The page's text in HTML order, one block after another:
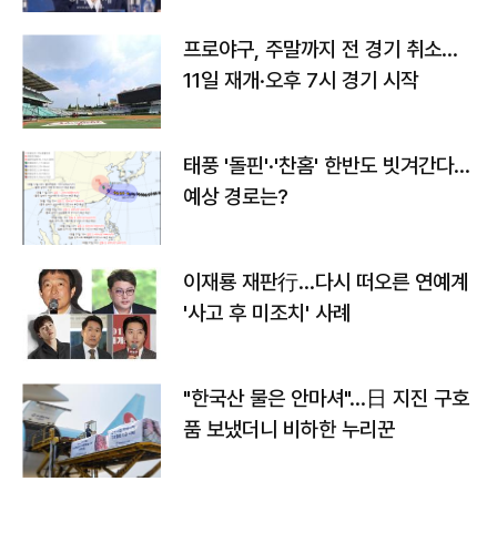
프로야구, 주말까지 전 경기 취소…
11일 재개·오후 7시 경기 시작
태풍 '돌핀'·'찬홈' 한반도 빗겨간다…
예상 경로는?
이재룡 재판行…다시 떠오른 연예계
'사고 후 미조치' 사례
"한국산 물은 안마셔"…日 지진 구호
품 보냈더니 비하한 누리꾼